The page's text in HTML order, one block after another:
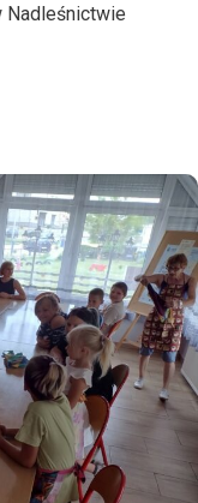
Nadleśnictwie